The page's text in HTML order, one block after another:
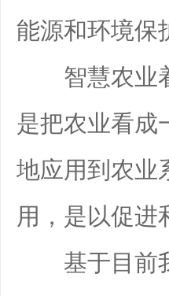
能源和环境保
智慧农业着
是把农业看成
地应用到农业
用，是以促进
基于目前我